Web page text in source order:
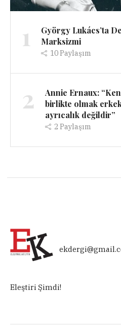
1
György Lukács’ta
Marksizmi
10Paylaşım
2
Annie Ernaux:
birlikte olmak
ayrıcalık değildir”
2 Paylaşım
Eleştiri Şimdi!